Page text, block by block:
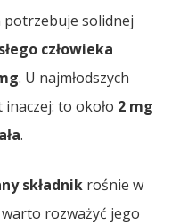
potrzebuje solidnej
człowieka
. U najmłodszych
to około 2 mg
.
składnik rośnie w
rozważyć jego